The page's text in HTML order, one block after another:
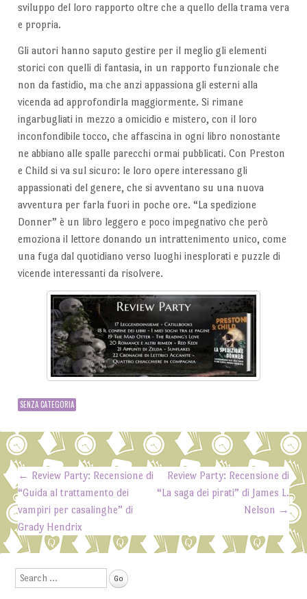
sviluppo del loro rapporto oltre che a quello della trama vera
e propria.
Gli autori hanno saputo gestire per il meglio gli elementi
storici con quelli di fantasia, in un rapporto funzionale che
non da fastidio, ma che anzi appassiona gli esterni alla
vicenda ad approfondirla maggiormente. Si rimane
ingarbugliati in mezzo a omicidio e mistero, con il loro
inconfondibile tocco, che affascina in ogni libro nonostante
ne abbiano alle spalle parecchi ormai pubblicati. Con Preston
e Child si va sul sicuro: le loro opere interessano gli
appassionati del genere, che si avventano su una nuova
avventura per farla fuori in poche ore. “La spedizione
Donner” è un libro leggero e poco impegnativo che però
emoziona il lettore donando un intrattenimento unico, come
una fuga dal quotidiano verso luoghi inesplorati e puzzle di
vicende interessanti da risolvere.
SENZA CATEGORIA
Post navigation
← Review Party: Recensione di
“Guida al trattamento dei
vampiri per casalinghe” di
Grady Hendrix
Review Party: Recensione di
“La saga dei pirati” di James L.
Nelson →
Search